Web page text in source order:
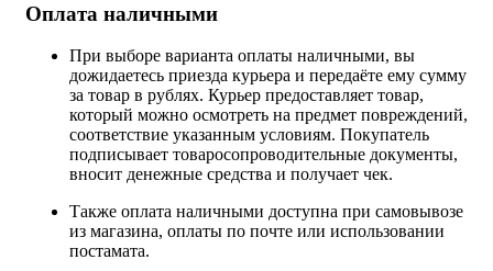
Оплата наличными
При выборе варианта оплаты наличными, вы
дожидаетесь приезда курьера и передаёте ему сумму
за товар в рублях. Курьер предоставляет товар,
который можно осмотреть на предмет повреждений,
соответствие указанным условиям. Покупатель
подписывает товаросопроводительные документы,
вносит денежные средства и получает чек.
Также оплата наличными доступна при самовывозе
из магазина, оплаты по почте или использовании
постамата.